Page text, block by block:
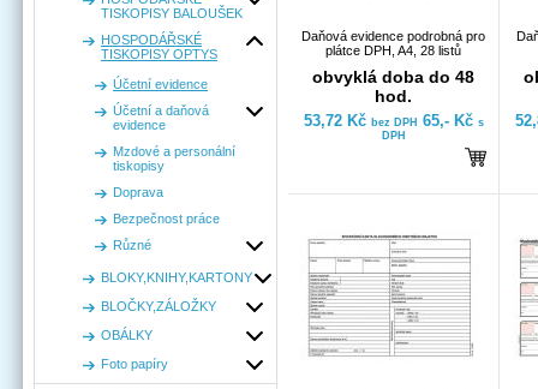
TISKOPISY BALOUŠEK
HOSPODÁŘSKÉ
TISKOPISY OPTYS
Účetní evidence
Účetní a daňová
evidence
Mzdové a personální
tiskopisy
Doprava
Bezpečnost práce
Různé
BLOKY,KNIHY,KARTONY
BLOČKY,ZÁLOŽKY
OBÁLKY
Foto papíry
Daňová evidence podrobná pro
plátce DPH, A4, 28 listů
obvyklá doba do 48
hod.
53,72 Kč bez DPH 65,- Kč s
DPH